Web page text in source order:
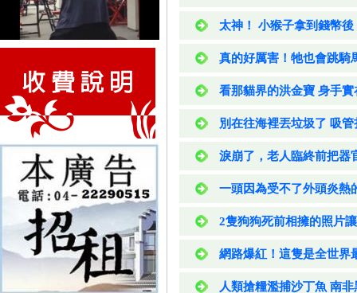
太神！ 小猴子拿到錢幣
真的好厲害！牠也會跳騎
看那貓界的洪金寶 身手實
別在往海裡丟垃圾了 吸
淚崩了，老人臨終前把器
一頭因為受不了外頭炎熱
2隻狗狗死前相擁的照片
網路爆紅！這隻是全世界
人類搶糧濫捕沙丁魚 南